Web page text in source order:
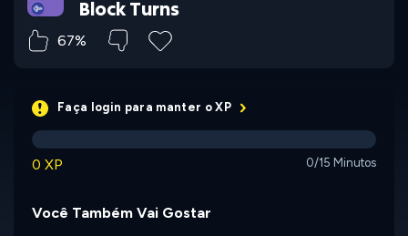
Block Turns
67%
Faça login para manter o XP
0 XP 0/15 Minutos
Você Também Vai Gostar